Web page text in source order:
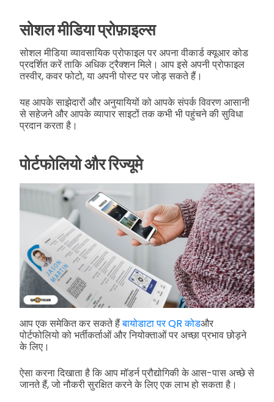
सोशल मीडिया प्रोफ़ाइल्स
सोशल मीडिया व्यावसायिक प्रोफाइल पर अपना वीकार्ड क्यूआर कोड
प्रदर्शित करें ताकि अधिक ट्रैक्शन मिले। आप इसे अपनी प्रोफाइल
तस्वीर, कवर फोटो, या अपनी पोस्ट पर जोड़ सकते हैं।
यह आपके साझेदारों और अनुयायियों को आपके संपर्क विवरण आसानी
से सहेजने और आपके व्यापार साइटों तक कभी भी पहुंचने की सुविधा
प्रदान करता है।
पोर्टफोलियो और रिज्यूमे
आप एक समेकित कर सकते हैंबायोडाटा पर QR कोडऔर
पोर्टफोलियो को भर्तीकर्ताओं और नियोक्ताओं पर अच्छा प्रभाव छोड़ने
के लिए।
ऐसा करना दिखाता है कि आप मॉडर्न प्रौद्योगिकी के आस-पास अच्छे से
जानते हैं, जो नौकरी सुरक्षित करने के लिए एक लाभ हो सकता है।